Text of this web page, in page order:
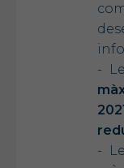
-
2021
-